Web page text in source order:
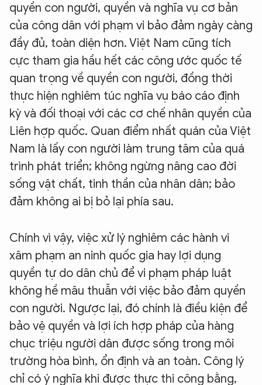
quyền con người, quyền và nghĩa vụ cơ bản
của công dân với phạm vi bảo đảm ngày càng
đầy đủ, toàn diện hơn. Việt Nam cũng tích
cực tham gia hầu hết các công ước quốc tế
quan trọng về quyền con người, đồng thời
thực hiện nghiêm túc nghĩa vụ báo cáo định
kỳ và đối thoại với các cơ chế nhân quyền của
Liên hợp quốc. Quan điểm nhất quán của Việt
Nam là lấy con người làm trung tâm của quá
trình phát triển; không ngừng nâng cao đời
sống vật chất, tinh thần của nhân dân; bảo
đảm không ai bị bỏ lại phía sau.
Chính vì vậy, việc xử lý nghiêm các hành vi
xâm phạm an ninh quốc gia hay lợi dụng
quyền tự do dân chủ để vi phạm pháp luật
không hề mâu thuẫn với việc bảo đảm quyền
con người. Ngược lại, đó chính là điều kiện để
bảo vệ quyền và lợi ích hợp pháp của hàng
chục triệu người dân được sống trong môi
trường hòa bình, ổn định và an toàn. Công lý
chỉ có ý nghĩa khi được thực thi công bằng,
XIN CHÀO,
TÔI LÀ CHATBOT CỦA
Hãy hỏi tôi bất kỳ điều gì bạn cần biết về
An Ninh Thủ Đô nhé. Tôi sẵn sàng hỗ trợ!